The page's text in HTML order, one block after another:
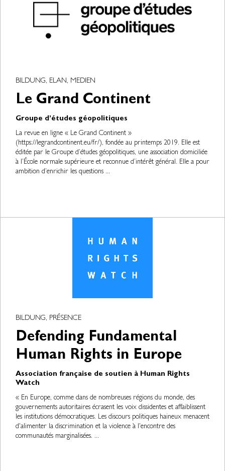
BILDUNG, ELAN, MEDIEN
Le Grand Continent
Groupe d’études géopolitiques
La revue en ligne « Le Grand Continent »
(https://legrandcontinent.eu/fr/), fondée au printemps 2019. Elle est
éditée par le Groupe d’études géopolitiques, une association domiciliée
à l’École normale supérieure et reconnue d’intérêt général. Elle a pour
ambition d’enrichir les questions ...
BILDUNG, PRÉSENCE
Defending Fundamental
Human Rights in Europe
Association française de soutien à Human Rights
Watch
« En Europe, comme dans de nombreuses régions du monde, des
gouvernements autoritaires écrasent les voix dissidentes et affaiblissent
les institutions démocratiques. Les discours politiques haineux menacent
d'alimenter la discrimination et la violence à l'encontre des
communautés marginalisées. ...